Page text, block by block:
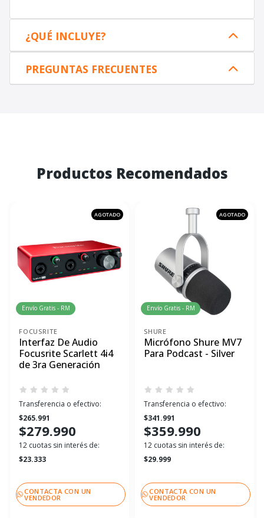
¿QUÉ INCLUYE?
PREGUNTAS FRECUENTES
Productos Recomendados
AGOTADO
Envío Gratis - RM
FOCUSRITE
Interfaz De Audio
Focusrite Scarlett 4i4
de 3ra Generación
Transferencia o efectivo:
$265.991
$279.990
12 cuotas sin interés de:
$23.333
CONTACTA CON UN
VENDEDOR
AGOTADO
Envío Gratis - RM
SHURE
Micrófono Shure MV7
Para Podcast - Silver
Transferencia o efectivo:
$341.991
$359.990
12 cuotas sin interés de:
$29.999
CONTACTA CON UN
VENDEDOR